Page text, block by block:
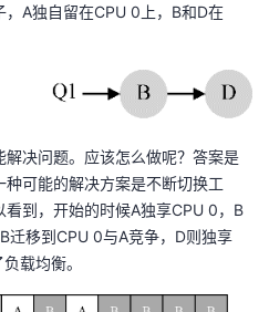
A独自留在CPU 0上，B和D在
决问题。应该怎么做呢？答案是
可能的解决方案是不断切换工
到，开始的时候A独享CPU 0，B
迁移到CPU 0与A竞争，D则独享
载均衡。